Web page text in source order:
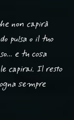
non capirà
pulsa o il tuo
e tu cosa
capirai. Il resto
sempre